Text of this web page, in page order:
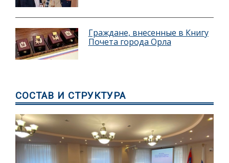
Граждане, внесенные в Книгу
Почета города Орла
СОСТАВ И СТРУКТУРА